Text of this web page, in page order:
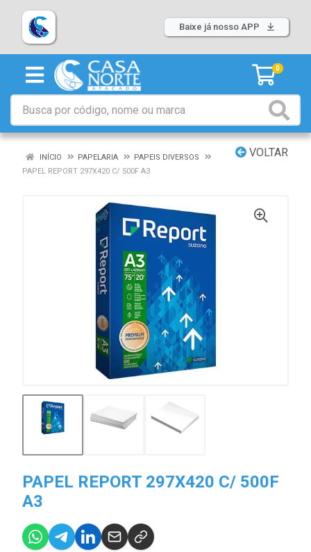
Baixe já nosso APP
0
VOLTAR
INÍCIO PAPELARIA
PAPEIS DIVERSOS
PAPEL REPORT 297X420 C/ 500F A3
PAPEL REPORT 297X420 C/ 500F
A3